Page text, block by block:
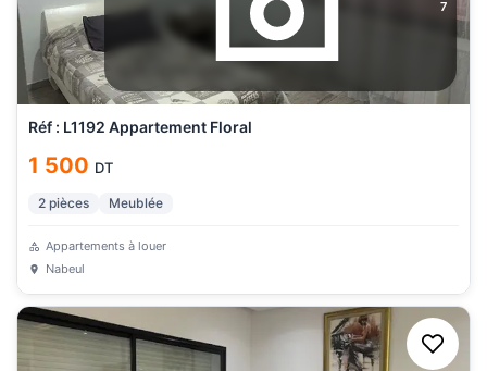
7
Réf : L1192 Appartement Floral
1 500 DT
2 pièces Meublée
Appartements à louer
Nabeul